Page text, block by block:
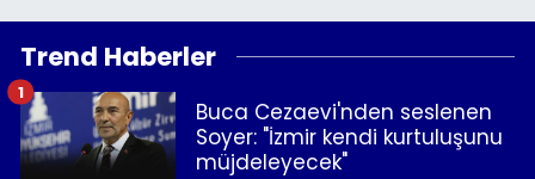
Trend Haberler
Buca Cezaevi'nden seslenen
Soyer: "İzmir kendi kurtuluşunu
müjdeleyecek"
1